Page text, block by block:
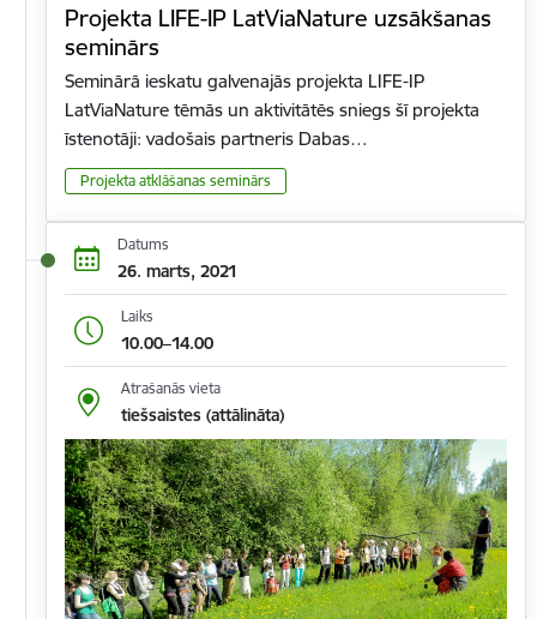
Projekta LIFE-IP LatViaNature uzsākšanas
seminārs
Seminārā ieskatu galvenajās projekta LIFE-IP
LatViaNature tēmās un aktivitātēs sniegs šī projekta
īstenotāji: vadošais partneris Dabas…
Projekta atklāšanas seminārs
Datums
26. marts, 2021
Laiks
10.00–14.00
Atrašanās vieta
tiešsaistes (attālināta)